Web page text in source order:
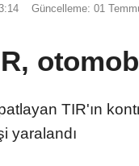
Güncelleme: 01
TIR'ın
yaralandı